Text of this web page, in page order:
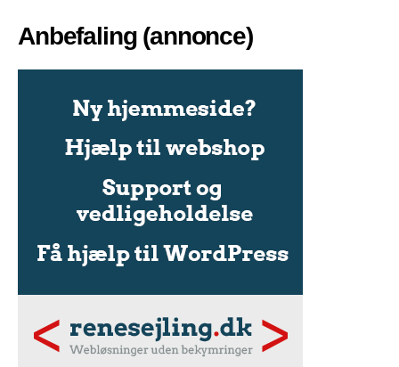
Anbefaling (annonce)